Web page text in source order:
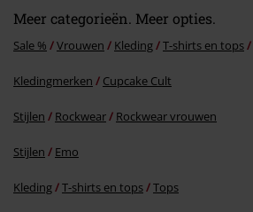
Meer categorieën. Meer opties.
Sale % Vrouwen Kleding T-shirts en tops
Kledingmerken Cupcake Cult
Stijlen Rockwear Rockwear vrouwen
Stijlen Emo
Kleding T-shirts en tops Tops